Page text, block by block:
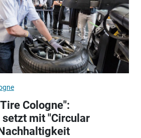
Cologne":
mit "Circular